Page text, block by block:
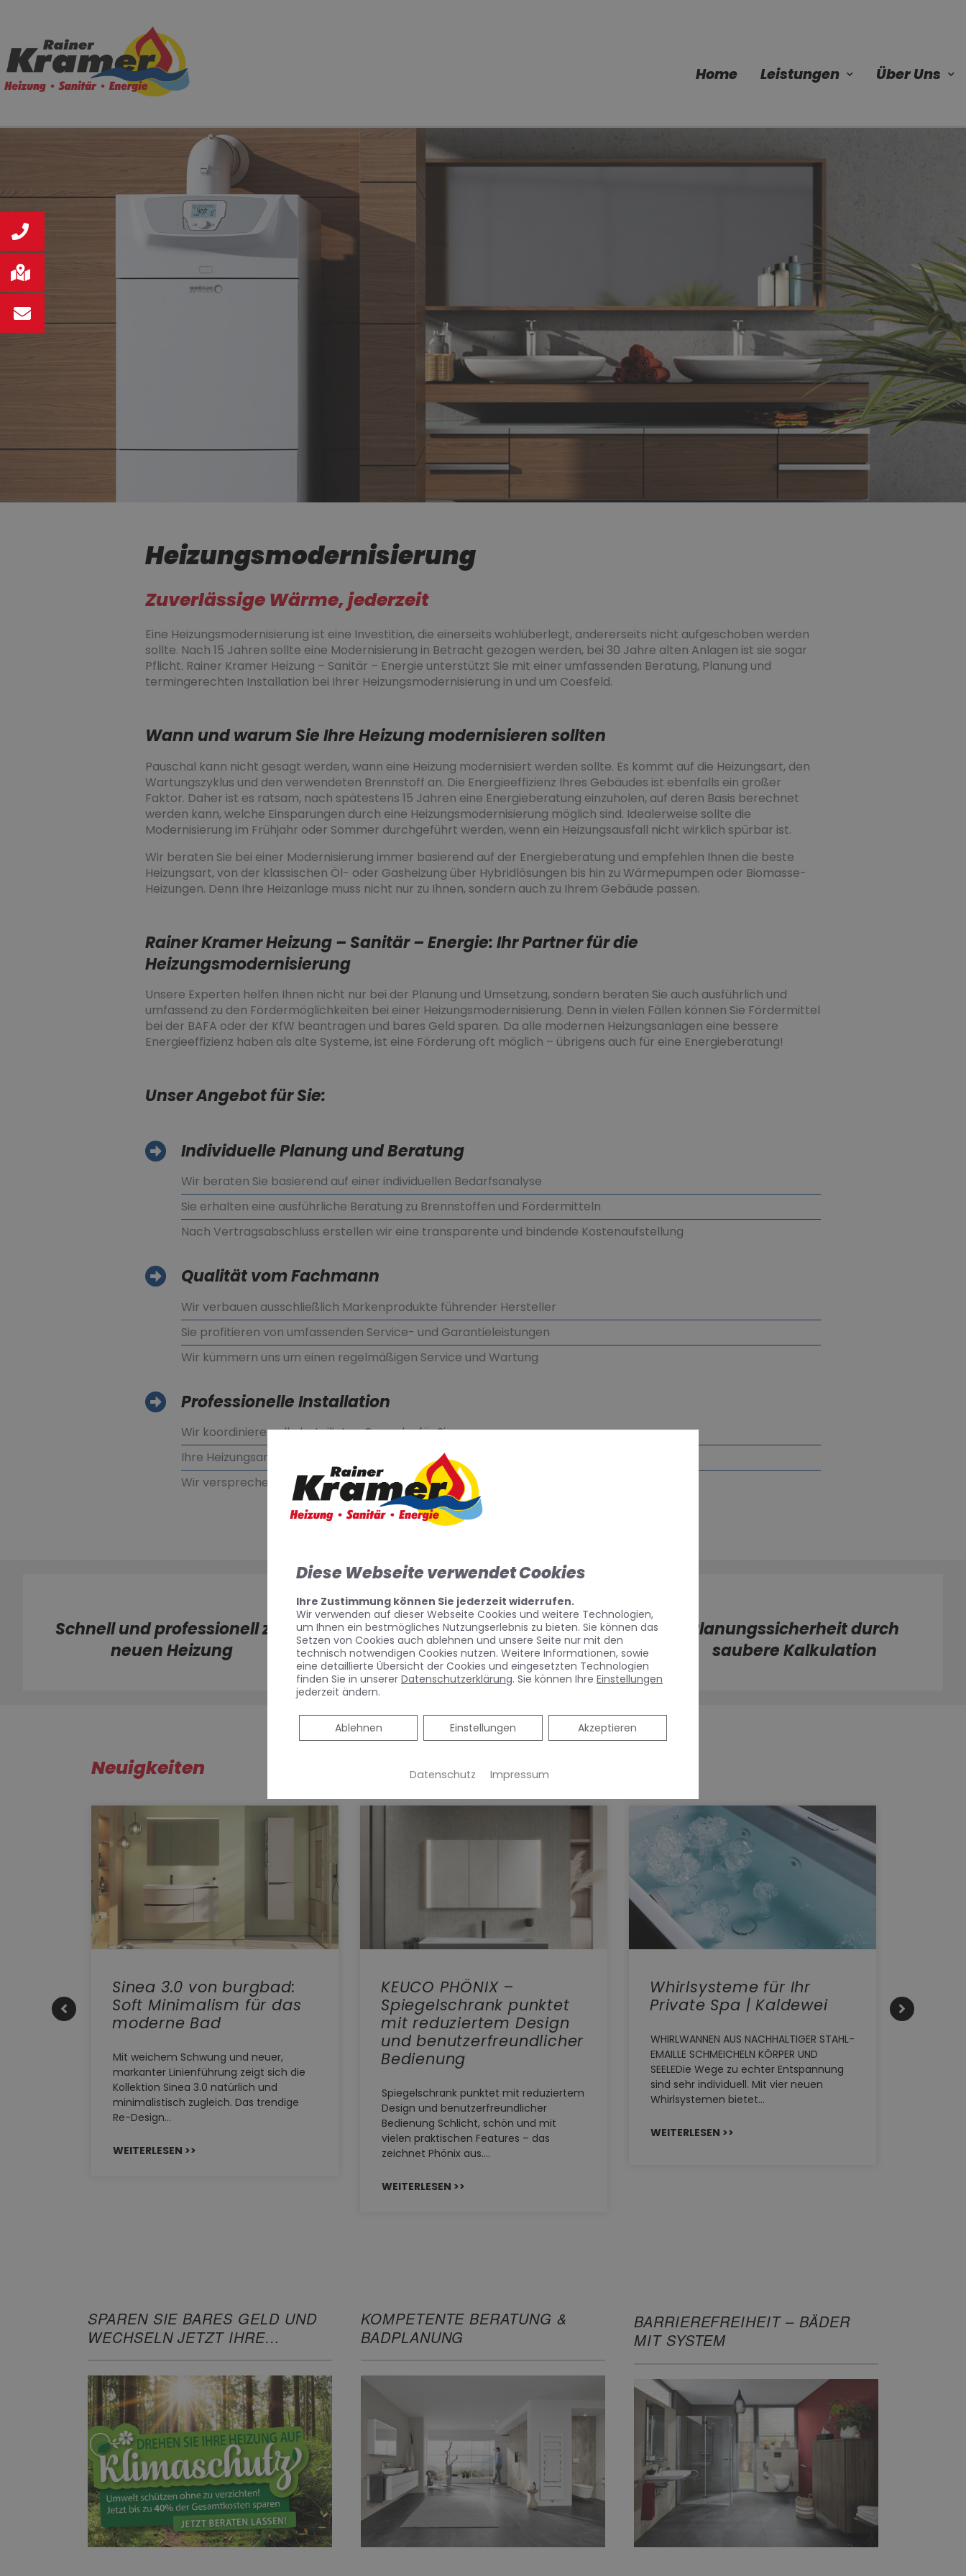
Home Leistungen Über Uns
Heizungsmodernisierung
Zuverlässige Wärme, jederzeit
Eine Heizungsmodernisierung ist eine Investition, die einerseits wohlüberlegt, andererseits nicht aufgeschoben werden
sollte. Nach 15 Jahren sollte eine Modernisierung in Betracht gezogen werden, bei 30 Jahre alten Anlagen ist sie sogar
Pflicht. Rainer Kramer Heizung – Sanitär – Energie unterstützt Sie mit einer umfassenden Beratung, Planung und
termingerechten Installation bei Ihrer Heizungsmodernisierung in und um Coesfeld.
Wann und warum Sie Ihre Heizung modernisieren sollten
Pauschal kann nicht gesagt werden, wann eine Heizung modernisiert werden sollte. Es kommt auf die Heizungsart, den
Wartungszyklus und den verwendeten Brennstoff an. Die Energieeffizienz Ihres Gebäudes ist ebenfalls ein großer
Faktor. Daher ist es ratsam, nach spätestens 15 Jahren eine Energieberatung einzuholen, auf deren Basis berechnet
werden kann, welche Einsparungen durch eine Heizungsmodernisierung möglich sind. Idealerweise sollte die
Modernisierung im Frühjahr oder Sommer durchgeführt werden, wenn ein Heizungsausfall nicht wirklich spürbar ist.
Wir beraten Sie bei einer Modernisierung immer basierend auf der Energieberatung und empfehlen Ihnen die beste
Heizungsart, von der klassischen Öl- oder Gasheizung über Hybridlösungen bis hin zu Wärmepumpen oder Biomasse-
Heizungen. Denn Ihre Heizanlage muss nicht nur zu Ihnen, sondern auch zu Ihrem Gebäude passen.
Rainer Kramer Heizung – Sanitär – Energie: Ihr Partner für die
Heizungsmodernisierung
Unsere Experten helfen Ihnen nicht nur bei der Planung und Umsetzung, sondern beraten Sie auch ausführlich und
umfassend zu den Fördermöglichkeiten bei einer Heizungsmodernisierung. Denn in vielen Fällen können Sie Fördermittel
bei der BAFA oder der KfW beantragen und bares Geld sparen. Da alle modernen Heizungsanlagen eine bessere
Energieeffizienz haben als alte Systeme, ist eine Förderung oft möglich – übrigens auch für eine Energieberatung!
Unser Angebot für Sie:
Individuelle Planung und Beratung
Wir beraten Sie basierend auf einer individuellen Bedarfsanalyse
Sie erhalten eine ausführliche Beratung zu Brennstoffen und Fördermitteln
Nach Vertragsabschluss erstellen wir eine transparente und bindende Kostenaufstellung
Qualität vom Fachmann
Wir verbauen ausschließlich Markenprodukte führender Hersteller
Sie profitieren von umfassenden Service- und Garantieleistungen
Wir kümmern uns um einen regelmäßigen Service und Wartung
Professionelle Installation
Wir koordinieren alle beteiligten Gewerke für Sie
Ihre Heizungsanlage wird individuell auf Ihr Gebäude abgestimmt
Wir versprechen eine sorgfältige und termingerechte Ausführung aller Arbeiten
Schnell und professionell zur
neuen Heizung
Heizungswechsel im
Komplettpaket
Planungssicherheit durch
saubere Kalkulation
Neuigkeiten
Sinea 3.0 von burgbad:
Soft Minimalism für das
moderne Bad
Mit weichem Schwung und neuer,
markanter Linienführung zeigt sich die
Kollektion Sinea 3.0 natürlich und
minimalistisch zugleich. Das trendige
Re-Design…
WEITERLESEN >>
KEUCO PHÖNIX –
Spiegelschrank punktet
mit reduziertem Design
und benutzerfreundlicher
Bedienung
Spiegelschrank punktet mit reduziertem
Design und benutzerfreundlicher
Bedienung Schlicht, schön und mit
vielen praktischen Features – das
zeichnet Phönix aus.…
WEITERLESEN >>
Whirlsysteme für Ihr
Private Spa | Kaldewei
WHIRLWANNEN AUS NACHHALTIGER STAHL-
EMAILLE SCHMEICHELN KÖRPER UND
SEELEDie Wege zu echter Entspannung
sind sehr individuell. Mit vier neuen
Whirlsystemen bietet…
WEITERLESEN >>
SPAREN SIE BARES GELD UND
WECHSELN JETZT IHRE
KOMPETENTE BERATUNG &
BADPLANUNG
BARRIEREFREIHEIT – BÄDER
MIT SYSTEM
Diese Webseite verwendet Cookies
Ihre Zustimmung können Sie jederzeit widerrufen.
Wir verwenden auf dieser Webseite Cookies und weitere Technologien,
um Ihnen ein bestmögliches Nutzungserlebnis zu bieten. Sie können das
Setzen von Cookies auch ablehnen und unsere Seite nur mit den
technisch notwendigen Cookies nutzen. Weitere Informationen, sowie
eine detaillierte Übersicht der Cookies und eingesetzten Technologien
finden Sie in unserer Datenschutzerklärung. Sie können Ihre Einstellungen
jederzeit ändern.
Akzeptieren
Einstellungen
Ablehnen
Ablehnen
Datenschutz Impressum